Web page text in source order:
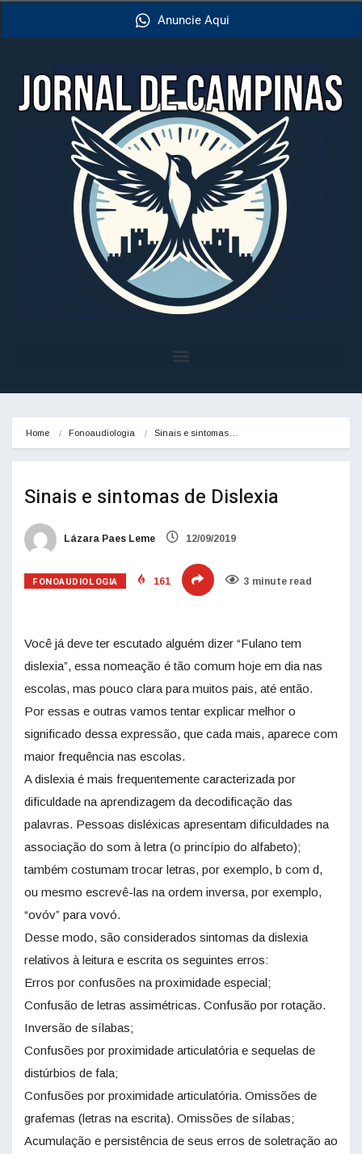
Anuncie Aqui
Home Fonoaudiologia Sinais e sintomas…
Sinais e sintomas de Dislexia
Lázara Paes Leme 12/09/2019
FONOAUDIOLOGIA 161 3 minute read
Você já deve ter escutado alguém dizer “Fulano tem
dislexia”, essa nomeação é tão comum hoje em dia nas
escolas, mas pouco clara para muitos pais, até então.
Por essas e outras vamos tentar explicar melhor o
significado dessa expressão, que cada mais, aparece com
maior frequência nas escolas.
A dislexia é mais frequen­temente caracterizada por
dificuldade na aprendizagem da decodificação das
palavras. Pessoas disléxicas apresentam dificuldades na
associação do som à letra (o princípio do alfabeto);
também costumam trocar letras, por exemplo, b com d,
ou mesmo escrevê-las na ordem inversa, por exemplo,
“ovóv” para vovó.
Desse modo, são considerados sintomas da dislexia
relativos à leitura e escrita os seguintes erros:
Erros por confusões na pro­ximidade especial;
Confusão de letras assimétricas. Confusão por rotação.
Inversão de sílabas;
Confusões por proximidade articulatória e sequelas de
distúrbios de fala;
Confusões por proximidade articulatória. Omissões de
grafemas (letras na escrita). Omissões de sílabas;
Acumulação e persistência de seus erros de soletração ao